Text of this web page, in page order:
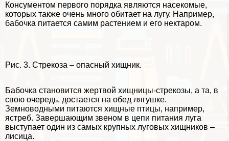
Консументом первого порядка являются насекомые,
которых также очень много обитает на лугу. Например,
бабочка питается самим растением и его нектаром.
Рис. 3. Стрекоза – опасный хищник.
Бабочка становится жертвой хищницы-стрекозы, а та, в
свою очередь, достается на обед лягушке.
Земноводными питаются хищные птицы, например,
ястреб. Завершающим звеном в цепи питания луга
выступает один из самых крупных луговых хищников –
лисица.